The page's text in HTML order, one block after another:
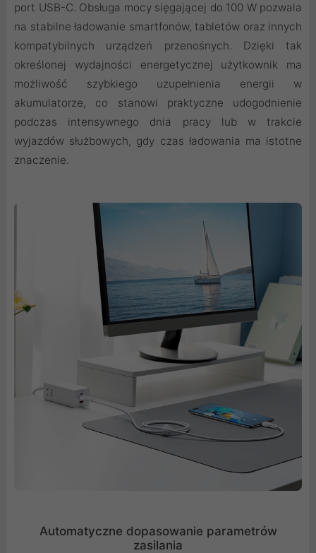
port USB-C. Obsługa mocy sięgającej do 100 W pozwala
na stabilne ładowanie smartfonów, tabletów oraz innych
kompatybilnych urządzeń przenośnych. Dzięki tak
określonej wydajności energetycznej użytkownik ma
możliwość szybkiego uzupełnienia energii w
akumulatorze, co stanowi praktyczne udogodnienie
podczas intensywnego dnia pracy lub w trakcie
wyjazdów służbowych, gdy czas ładowania ma istotne
znaczenie.
Automatyczne dopasowanie parametrów
zasilania